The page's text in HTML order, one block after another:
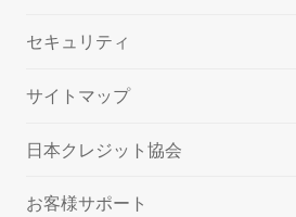
セキュリティ
サイトマップ
日本クレジット協会
お客様サポート